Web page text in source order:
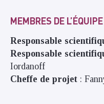
MEMBRES DE
Responsable
Responsable
Iordanoff
Cheffe de projet :